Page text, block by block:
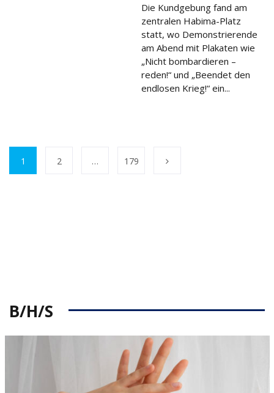
Die Kundgebung fand am
zentralen Habima-Platz
statt, wo Demonstrierende
am Abend mit Plakaten wie
„Nicht bombardieren –
reden!“ und „Beendet den
endlosen Krieg!“ ein...
1 2 … 179
B/H/S